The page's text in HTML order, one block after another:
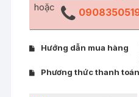
ron
chít
mạch
hoặc
Hướng dẫn mua hàng
Phương thức thanh toán